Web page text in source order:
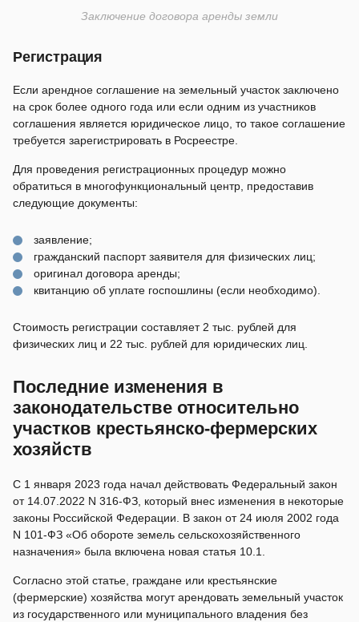
Заключение договора аренды земли
Регистрация
Если арендное соглашение на земельный участок заключено
на срок более одного года или если одним из участников
соглашения является юридическое лицо, то такое соглашение
требуется зарегистрировать в Росреестре.
Для проведения регистрационных процедур можно
обратиться в многофункциональный центр, предоставив
следующие документы:
заявление;
гражданский паспорт заявителя для физических лиц;
оригинал договора аренды;
квитанцию об уплате госпошлины (если необходимо).
Стоимость регистрации составляет 2 тыс. рублей для
физических лиц и 22 тыс. рублей для юридических лиц.
Последние изменения в
законодательстве относительно
участков крестьянско-фермерских
хозяйств
С 1 января 2023 года начал действовать Федеральный закон
от 14.07.2022 N 316-ФЗ, который внес изменения в некоторые
законы Российской Федерации. В закон от 24 июля 2002 года
N 101-ФЗ «Об обороте земель сельскохозяйственного
назначения» была включена новая статья 10.1.
Согласно этой статье, граждане или крестьянские
(фермерские) хозяйства могут арендовать земельный участок
из государственного или муниципального владения без